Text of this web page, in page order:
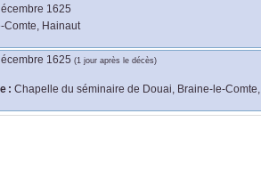
1625
Comte, Hainaut
1625 (1 jour après le décès)
: Chapelle du séminaire de Douai, Braine-le-Comte,